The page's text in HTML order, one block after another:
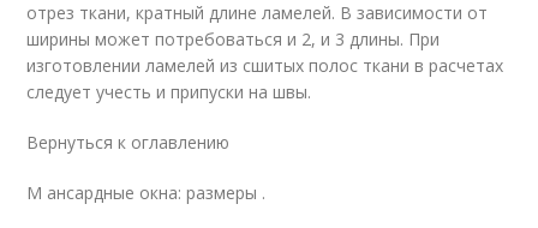
отрез ткани, кратный длине ламелей. В зависимости от
ширины может потребоваться и 2, и 3 длины. При
изготовлении ламелей из сшитых полос ткани в расчетах
следует учесть и припуски на швы.
Вернуться к оглавлению
М ансардные окна: размеры .